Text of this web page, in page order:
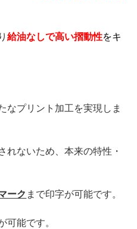
給油なしで高い摺動性をキ
なプリント加工を実現しま
れないため、本来の特性・
ーク まで印字が可能です。
可能です。